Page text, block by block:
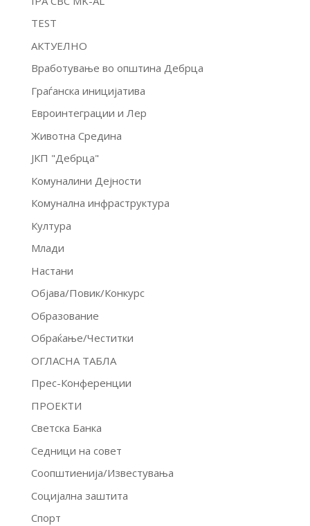
TEST
АКТУЕЛНО
Вработување во општина Дебрца
Граѓанска иницијатива
Евроинтеграции и Лер
Животна Средина
ЈКП "Дебрца"
Комуналини Дејности
Комунална инфраструктура
Култура
Млади
Настани
Објава/Повик/Конкурс
Образование
Обраќање/Честитки
ОГЛАСНА ТАБЛА
Прес-Конференции
ПРОЕКТИ
Светска Банка
Седници на совет
Соопштиенија/Известувања
Социјална заштита
Спорт